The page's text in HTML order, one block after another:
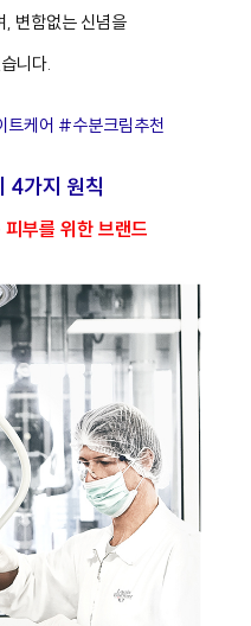
, 변함없는 신념을
니다.
케어 #수분크림추천
4가지 원칙
부를 위한 브랜드